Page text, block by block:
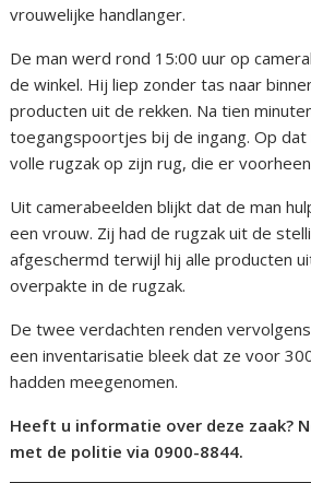
vrouwelijke handlanger.
De man werd rond 15:00 uur op
de winkel. Hij liep zonder tas naar
producten uit de rekken. Na tien
toegangspoortjes bij de ingang. Op
volle rugzak op zijn rug, die er
Uit camerabeelden blijkt dat de man
een vrouw. Zij had de rugzak uit de
afgeschermd terwijl hij alle producten
overpakte in de rugzak.
De twee verdachten renden
een inventarisatie bleek dat ze voor
hadden meegenomen.
Heeft u informatie over deze zaak?
met de politie via 0900-8844.